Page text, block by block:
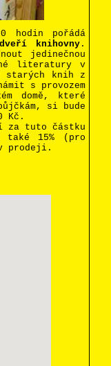
hodin pořádá
knihovny .
jedinečnou
literatury v
starých knih z
s provozem
domě, které
si bude
Kč.
za tuto částku
také 15%
( pro
prodeji.